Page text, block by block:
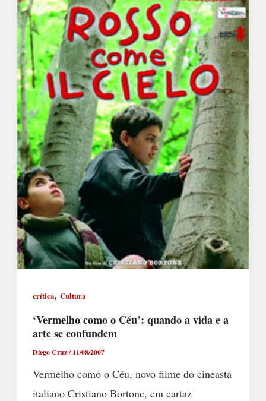
crítica, Cultura
‘Vermelho como o Céu’: quando a vida e a
arte se confundem
Diego Cruz/11/08/2007
Vermelho como o Céu, novo filme do cineasta
italiano Cristiano Bortone, em cartaz